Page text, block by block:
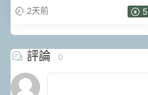
頁 2天前 5
評論 0